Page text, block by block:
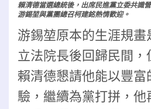
賴清德當選總統後，出席民進黨立委共識
游錫堃與黨團總召柯建銘熱情歡迎。
游錫堃原本的生涯規畫
立法院長後回歸民間
賴清德懇請他能以豐富
驗，繼續為黨打拼，他